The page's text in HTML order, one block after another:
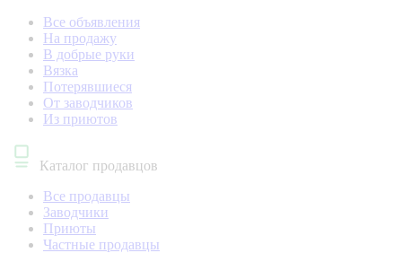
Все объявления
На продажу
В добрые руки
Вязка
Потерявшиеся
От заводчиков
Из приютов
Каталог продавцов
Все продавцы
Заводчики
Приюты
Частные продавцы